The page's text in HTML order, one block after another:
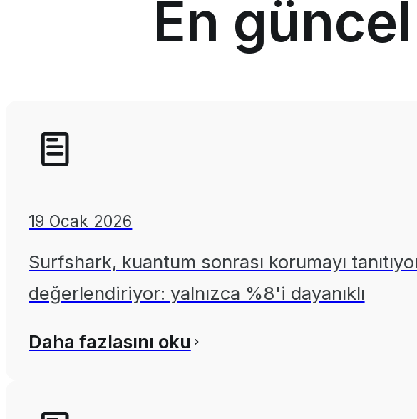
En güncel
19 Ocak 2026
Surfshark, kuantum sonrası korumayı
değerlendiriyor: yalnızca %8'i dayanıklı
Daha fazlasını oku